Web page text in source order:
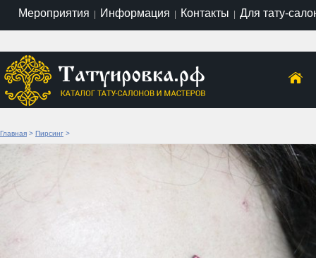
Мероприятия | Информация | Контакты | Для тату-
Главная > Пирсинг >